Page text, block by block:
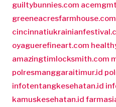
guiltybunnies.com
greeneacresfarmhouse.com
oyaguerefineart.com
amazingtimlocksmith.com
polresmanggaraitimur.id
infotentangkesehatan.id
kamuskesehatan.id